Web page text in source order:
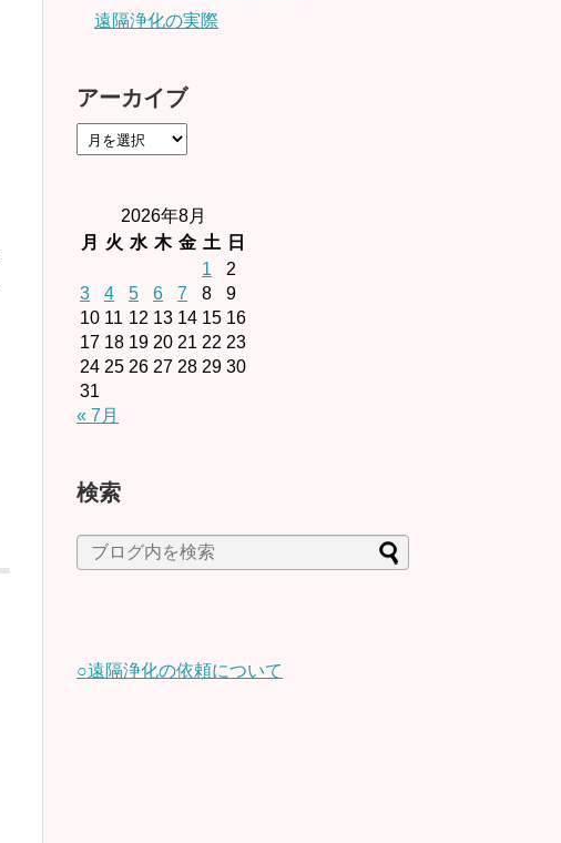
遠隔浄化の実際
アーカイブ
2026年8月
月
火 水 木 金 土
日
1
2
3
4 5 6 7 8
9
10 11 12 13 14 15 16
17 18 19 20 21 22 23
24 25 26 27 28 29 30
31
« 7月
検索
○遠隔浄化の依頼について